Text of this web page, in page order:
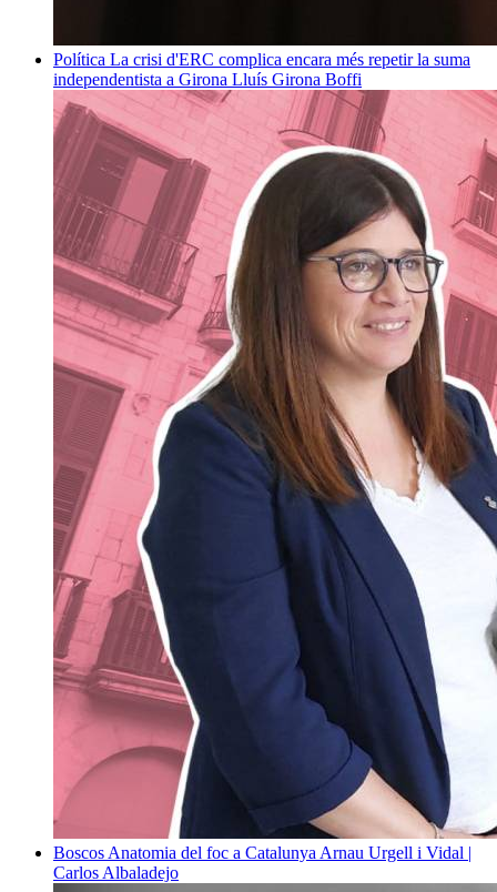
Política La crisi d'ERC complica encara més repetir la suma
independentista a Girona Lluís Girona Boffi
Boscos Anatomia del foc a Catalunya Arnau Urgell i Vidal |
Carlos Albaladejo